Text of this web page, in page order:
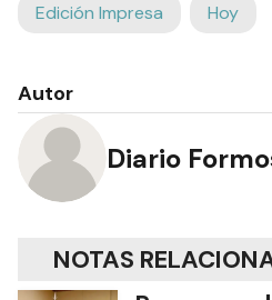
Edición Impresa Hoy
Autor
Diario
NOTAS